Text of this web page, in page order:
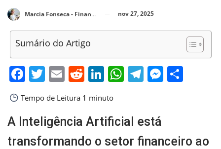
Marcia Fonseca - Financial Consultant nov 27, 2025
Sumário do Artigo
Facebook
Twitter
EmailReddit
LinkedIn
WhatsApp
Telegram
Tempo de Leitura 1 minuto
A Inteligência Artificial está
transformando o setor financeiro ao